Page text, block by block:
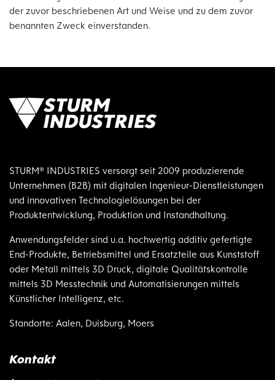
der zuvor beschriebenen Art und Weise und zu dem zuvor
benannten Zweck einverstanden.
STURM® INDUSTRIES versorgt seit 2009 produzierende
Unternehmen (B2B) mit digitalen Ingenieur-Dienstleistungen
und innovativen Technologielösungen bei der
Produktentwicklung, Produktion und Instandhaltung.
Anwendungsfelder sind u.a. hochwertig additiv gefertigte
End-Produkte, Betriebsmittel und Ersatzteile aus Kunststoff
oder Metall mittels 3D Druck, digitale Qualitätskontrolle
mittels 3D Messtechnik und Automatisierungen mittels
Künstlicher Intelligenz, etc.
Standorte: Aalen, Duisburg, Moers
Kontakt